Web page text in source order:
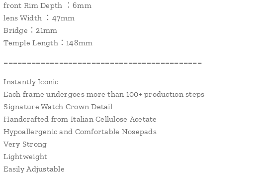
front Rim Depth ：6mm
lens Width ：47mm
Bridge：21mm
Temple Length：148mm
===========================================
Instantly Iconic
Each frame undergoes more than 100+ production steps
Signature Watch Crown Detail
Handcrafted from Italian Cellulose Acetate
Hypoallergenic and Comfortable Nosepads
Very Strong
Lightweight
Easily Adjustable